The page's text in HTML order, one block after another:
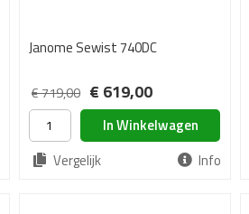
Janome Sewist 740DC
€ 719,00 € 619,00
In Winkelwagen
Vergelijk
Info